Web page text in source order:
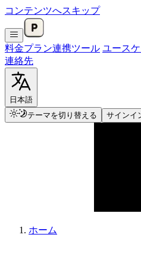
コンテンツへスキップ
料金プラン連携ツール ユース
連絡先
日本語
テーマを切り替える
サインイ
ホーム